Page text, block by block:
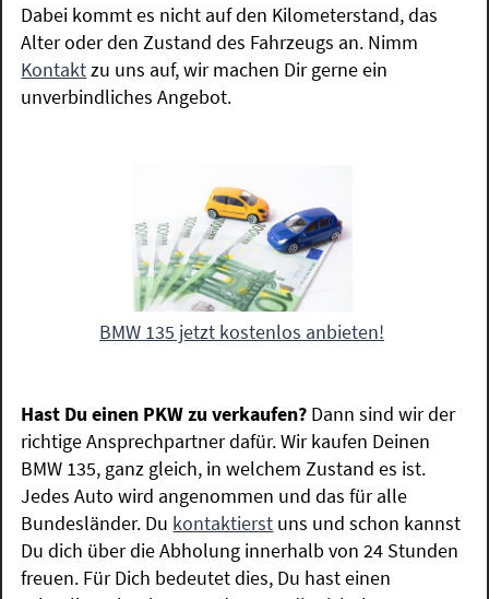
Dabei kommt es nicht auf den Kilometerstand, das
Alter oder den Zustand des Fahrzeugs an. Nimm
Kontaktzu uns auf, wir machen Dir gerne ein
unverbindliches Angebot.
BMW 135 jetzt kostenlos anbieten!
Hast Du einen PKW zu verkaufen? Dann sind wir der
richtige Ansprechpartner dafür. Wir kaufen Deinen
BMW 135, ganz gleich, in welchem Zustand es ist.
Jedes Auto wird angenommen und das für alle
Bundesländer. Du kontaktierst uns und schon kannst
Du dich über die Abholung innerhalb von 24 Stunden
freuen. Für Dich bedeutet dies, Du hast einen